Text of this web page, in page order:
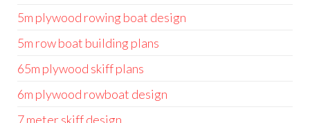
5m plywood rowing boat design
5m row boat building plans
65m plywood skiff plans
6m plywood rowboat design
7 meter skiff design